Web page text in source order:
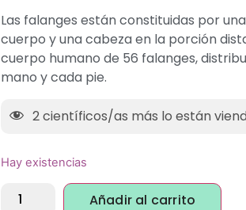
Las falanges están constituidas por
cuerpo y una cabeza en la porción
cuerpo humano de 56 falanges,
mano y cada pie.
2científicos/as más lo están
Hay existencias
Añadir al carrito
Alternative: